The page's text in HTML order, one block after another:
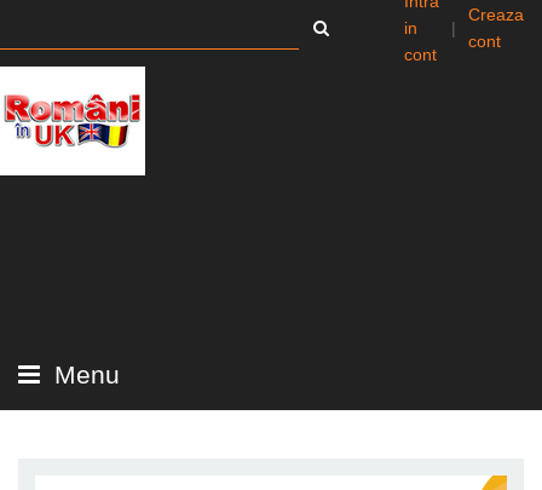
in
cont
|
Creaza
cont
Menu